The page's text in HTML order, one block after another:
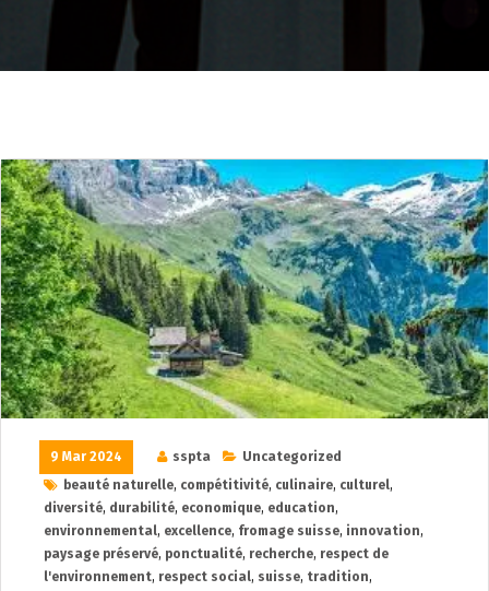
9 Mar 2024 sspta
Uncategorized
beauté naturelle, compétitivité, culinaire, culturel,
diversité, durabilité, economique, education,
environnemental, excellence, fromage suisse, innovation,
paysage préservé, ponctualité, recherche, respect de
l'environnement, respect social, suisse, tradition,